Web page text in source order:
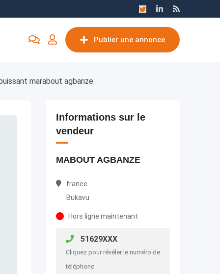
Publier une annonce
marabout agbanze
Informations sur le
vendeur
MABOUT AGBANZE
france
Bukavu
Hors ligne maintenant
51629XXX
Cliquez pour révéler le numéro de
téléphone